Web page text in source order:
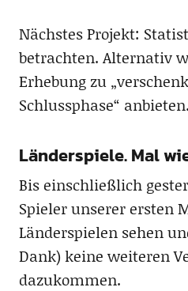
Nächstes Projekt:
betrachten. Alternativ
Erhebung zu
Schlussphase“ anbieten.
Länderspiele. Mal
Bis einschließlich
Spieler unserer ersten
Länderspielen sehen
Dank) keine weiteren
dazukommen.